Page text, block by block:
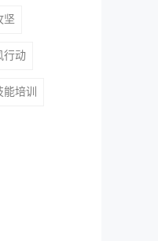
坚
行动
能培训